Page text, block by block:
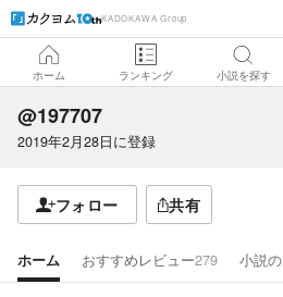
KADOKAWA Group
ホーム ランキング 小説を探す
@197707
2019年2月28日に登録
フォロー 共有
ホーム おすすめレビュー279 小説